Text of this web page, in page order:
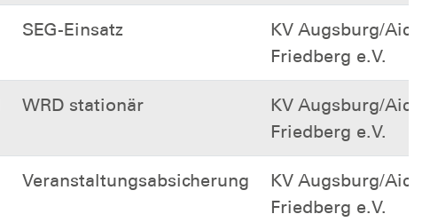
SEG-Einsatz
KV Augsburg/
Friedberg e.V.
WRD stationär
KV Augsburg/
Friedberg e.V.
Veranstaltungsabsicherung
KV Augsburg/
Friedberg e.V.